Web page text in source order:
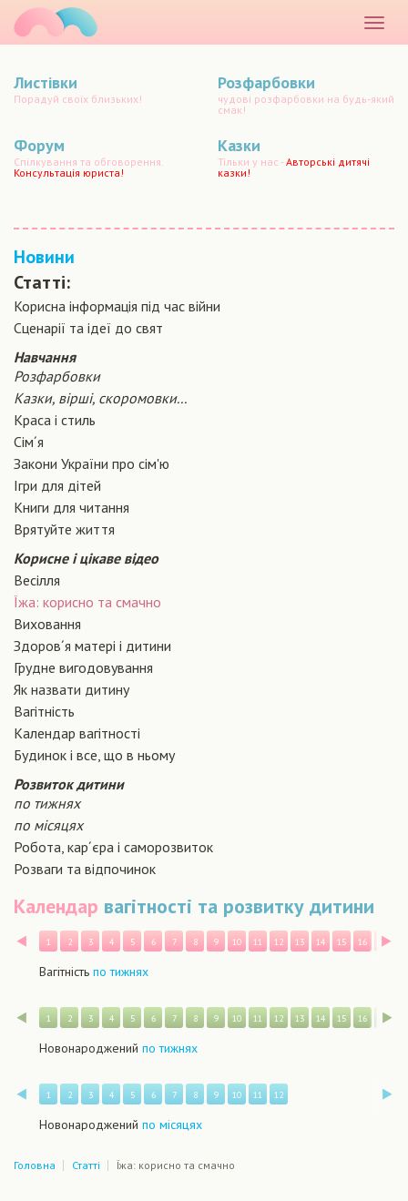
меню
Листівки
Порадуй своїх близьких!
Розфарбовки
чудові розфарбовки на будь-який
смак!
Форум
Спілкування та обговорення.
Консультація юриста!
Казки
Тільки у нас -Авторські дитячі
казки!
Новини
Статті:
Корисна інформація під час війни
Сценарiї та iдеї до свят
Навчання
Розфарбовки
Казки, вірші, скоромовки...
Краса і стиль
Сiм´я
Закони України про сiм'ю
Ігри для дітей
Книги для читання
Врятуйте життя
Корисне і цікаве відео
Весілля
Їжа: корисно та смачно
Виховання
Здоров´я матері і дитини
Грудне вигодовування
Як назвати дитину
Вагiтнiсть
Календар вагітності
Будинок і все, що в ньому
Розвиток дитини
по тижнях
по місяцях
Робота, кар´єра і саморозвиток
Розваги та відпочинок
Календар вагітності та розвитку дитини
Назад
1 2 3 4 5 6 7 8 9 10 11 12 13 14 15 16 17
Вагітність по тижнях
Назад
1 2 3 4 5 6 7 8 9 10 11 12 13 14 15 16 17
Новонароджений по тижнях
Назад
1 2 3 4 5 6 7 8 9 10 11 12
Новонароджений по місяцях
Головна Статті Їжа: корисно та смачно